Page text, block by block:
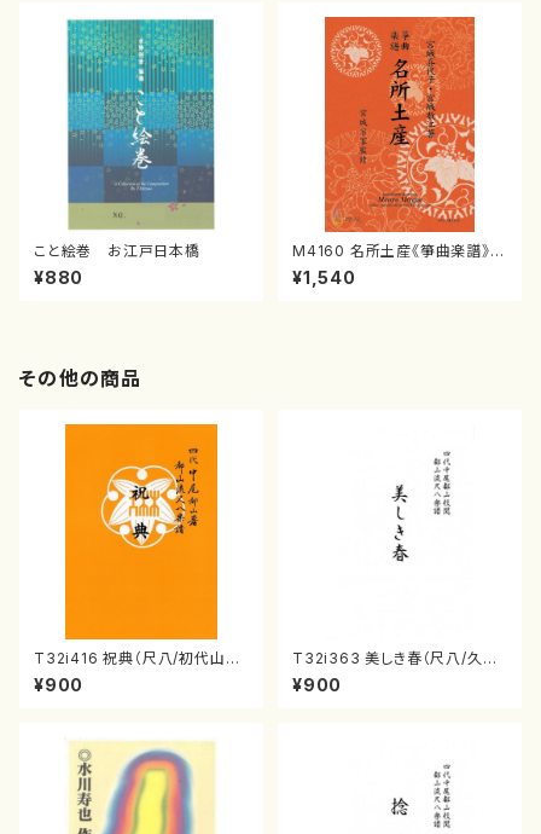
こと絵巻 お江戸日本橋
¥880
M4160 名所土産《箏曲楽譜》
（箏/宮城喜代子・宮城数江著・
宮城宗家監修/箏曲古典楽譜）
¥1,540
その他の商品
T32i416 祝典（尺八/初代山川
園松/楽譜）都山流公刊楽譜曲
番:2121
¥900
T32i363 美しき春（尺八/久本
玄智/楽譜）都山流公刊楽譜曲
番:2068
¥900